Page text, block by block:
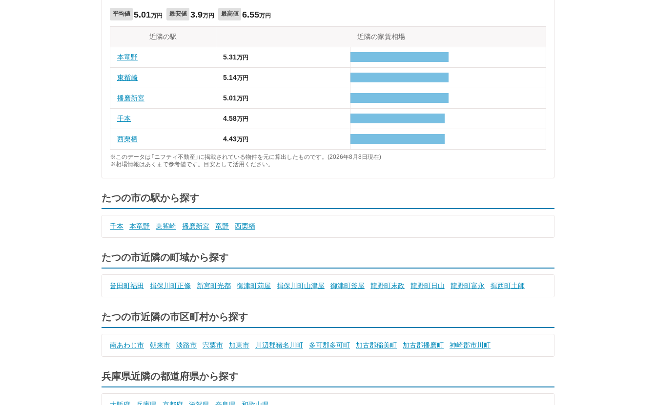
平均値 5.01万円 最安値 3.9万円 最高値 6.55万円
近隣の駅 近隣の家賃相場
本竜野 5.31万円
東觜崎 5.14万円
播磨新宮 5.01万円
千本 4.58万円
西栗栖 4.43万円
※このデータは「ニフティ不動産」に掲載されている物件を元に算出したものです。(2026年8月8日現在)
※相場情報はあくまで参考値です。目安として活用ください。
たつの市の駅から探す
千本 本竜野 東觜崎 播磨新宮 竜野 西栗栖
たつの市近隣の町域から探す
誉田町福田 揖保川町正條 新宮町光都 御津町苅屋 揖保川町山津屋 御津町釜屋 龍野町末政 龍野町日山 龍野町富永 揖西町土師
たつの市近隣の市区町村から探す
南あわじ市 朝来市 淡路市 宍粟市 加東市 川辺郡猪名川町 多可郡多可町 加古郡稲美町 加古郡播磨町 神崎郡市川町
兵庫県近隣の都道府県から探す